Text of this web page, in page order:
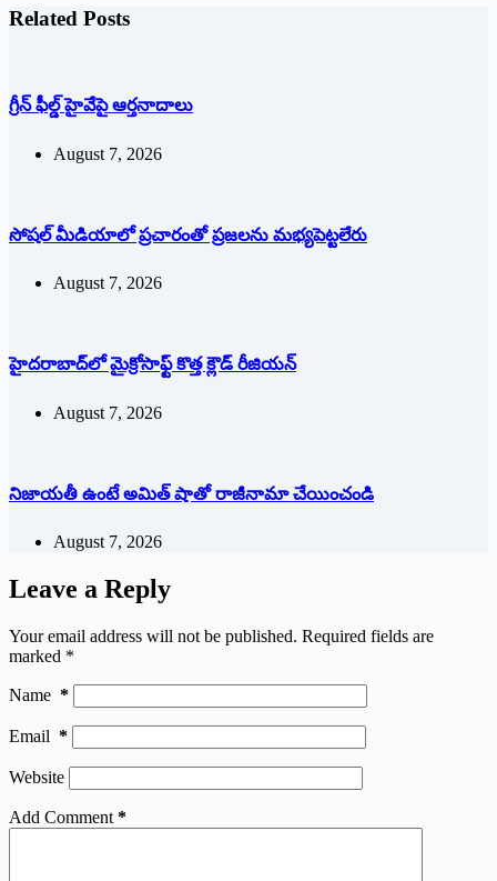
Related Posts
గ్రీన్ ఫీల్డ్ హైవేపై ఆర్తనాదాలు
August 7, 2026
సోషల్‌ ‌మీడియాలో ప్రచారంతో ప్రజలను మభ్యపెట్టలేరు
August 7, 2026
హైదరాబాద్‌లో మైక్రోసాఫ్ట్ ‌కొత్త క్లౌడ్‌ ‌రీజియన్‌
August 7, 2026
నిజాయతీ ఉంటే అమిత్‌ ‌షాతో రాజీనామా చేయించండి
August 7, 2026
Leave a Reply
Your email address will not be published. Required fields are
marked *
Name *
Email *
Website
Add Comment *